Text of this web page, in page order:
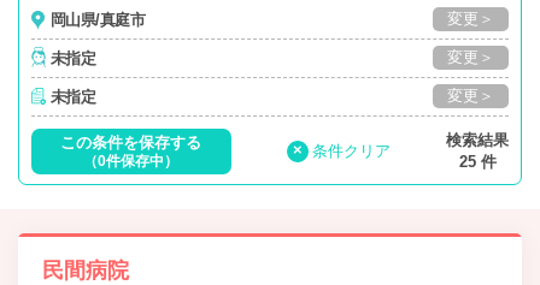
岡山県/真庭市 変更＞
未指定 変更＞
未指定 変更＞
この条件を保存する
（0件保存中）
× 条件クリア
検索結果
25 件
民間病院